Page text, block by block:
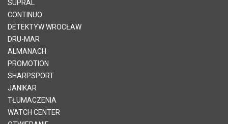
SUPRAL
CONTINUO
DETEKTYW WROCŁAW
DRU-MAR
ALMANACH
PROMOTION
SHARPSPORT
JANIKAR
TŁUMACZENIA
WATCH CENTER